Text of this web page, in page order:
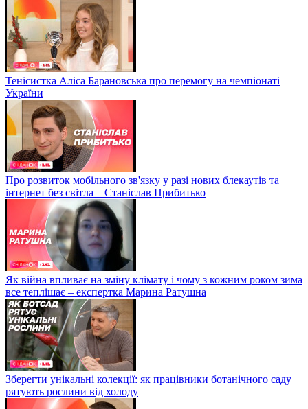
Тенісистка Аліса Барановська про перемогу на чемпіонаті
України
Про розвиток мобільного зв'язку у разі нових блекаутів та
інтернет без світла – Станіслав Прибитько
Як війна впливає на зміну клімату і чому з кожним роком зима
все теплішає – експертка Марина Ратушна
Зберегти унікальні колекції: як працівники ботанічного саду
рятують рослини від холоду